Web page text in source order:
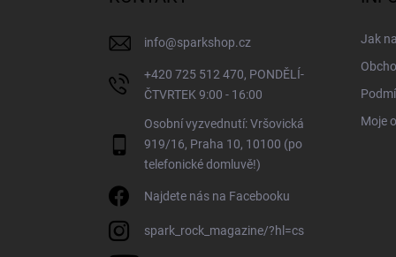
info@sparkshop.cz
+420 725 512 470, PONDĚLÍ-
ČTVRTEK 9:00 - 16:00
Osobní vyzvednutí: Vršovická
919/16, Praha 10, 10100 (po
telefonické domluvě!)
Najdete nás na Facebooku
spark_rock_magazine/?hl=cs
Jak
Moje